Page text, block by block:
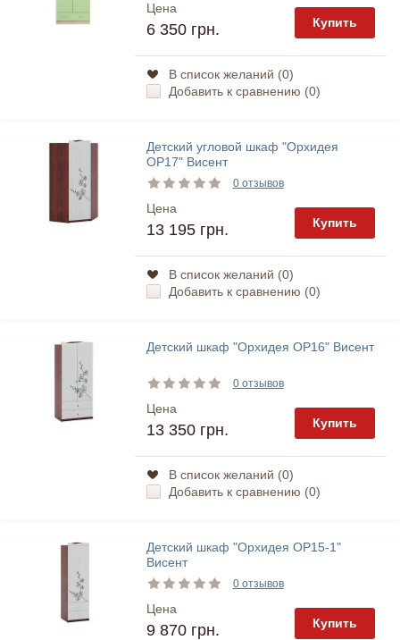
Цена
6 350 грн. Купить
В список желаний (0)
Добавить к сравнению (0)
Детский угловой шкаф "Орхидея
ОР17" Висент
0 отзывов
Цена
13 195 грн. Купить
В список желаний (0)
Добавить к сравнению (0)
Детский шкаф "Орхидея ОР16" Висент
0 отзывов
Цена
13 350 грн. Купить
В список желаний (0)
Добавить к сравнению (0)
Детский шкаф "Орхидея ОР15-1"
Висент
0 отзывов
Цена
9 870 грн. Купить